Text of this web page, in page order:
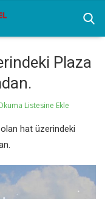
Plaza
Listesine Ekle
hat üzerindeki